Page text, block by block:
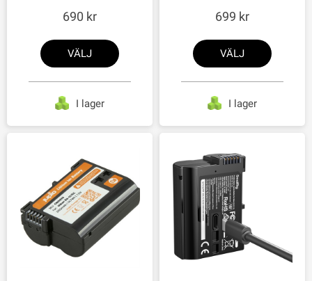
690
VÄLJ
I lager
699
VÄLJ
I lager